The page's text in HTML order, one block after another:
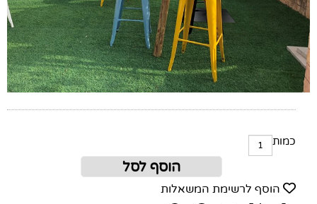
כמות
הוסף לסל
הוסף לרשימת המשאלות